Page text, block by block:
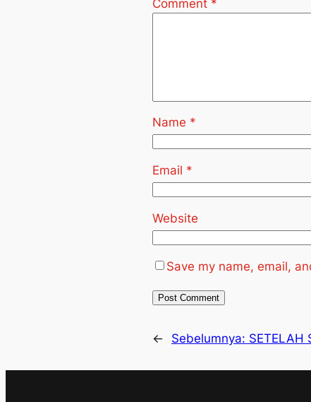
Comment *
Name *
Email *
Website
Save my name, email,
← Sebelumnya: SETELAH